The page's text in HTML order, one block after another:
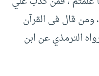
ومن قال فى القرآن
الترمذي عن ابن